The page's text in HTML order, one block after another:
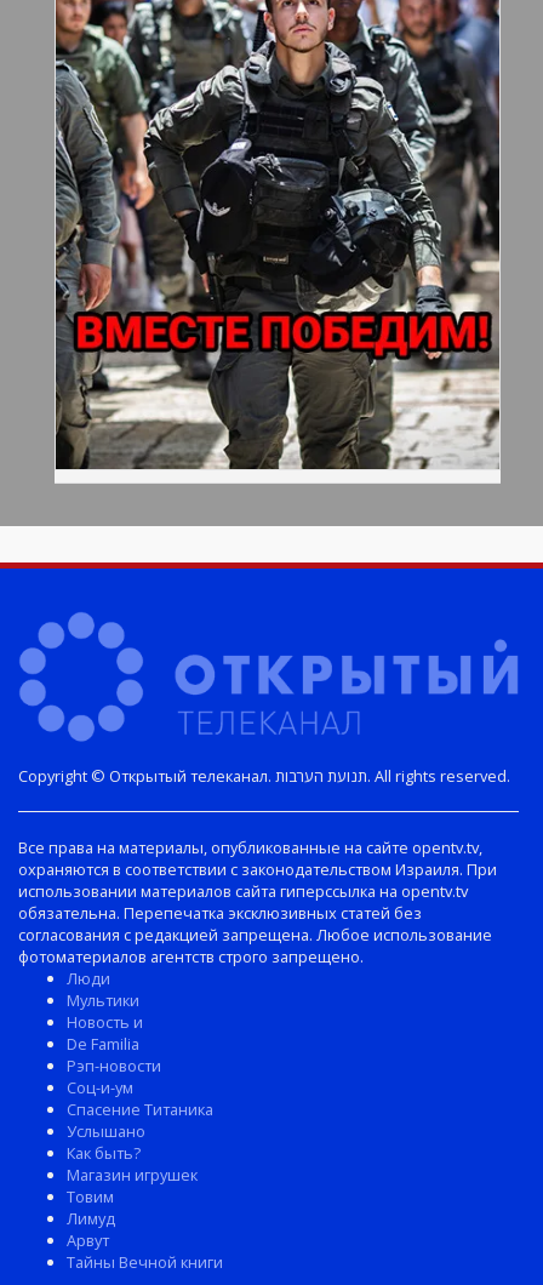
Copyright © Открытый телеканал. תנועת הערבות. All rights reserved.
Все права на материалы, опубликованные на сайте opentv.tv,
охраняются в соответствии с законодательством Израиля. При
использовании материалов сайта гиперссылка на opentv.tv
обязательна. Перепечатка эксклюзивных статей без
согласования с редакцией запрещена. Любое использование
фотоматериалов агентств строго запрещено.
Люди
Мультики
Новость и
De Familia
Рэп-новости
Соц-и-ум
Спасение Титаника
Услышано
Как быть?
Магазин игрушек
Товим
Лимуд
Арвут
Тайны Вечной книги